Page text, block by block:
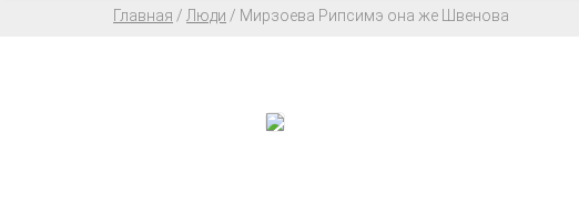
Главная / Люди / Мирзоева Рипсимэ она же Швенова